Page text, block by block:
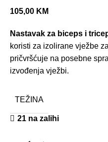
105,00 KM
Nastavak za biceps i
koristi za izolirane vježbe
pričvršćuje na posebne
izvođenja vježbi.
TEŽINA
21 na zalihi